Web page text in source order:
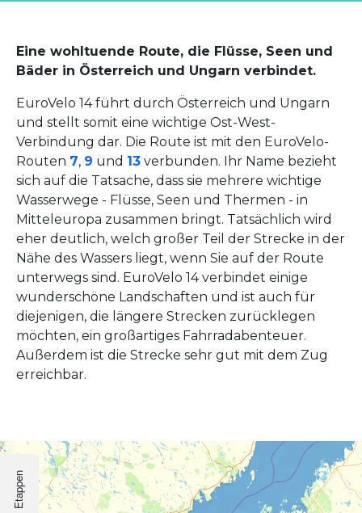
Eine wohltuende Route, die Flüsse, Seen und
Bäder in Österreich und Ungarn verbindet.
EuroVelo 14 führt durch Österreich und Ungarn
und stellt somit eine wichtige Ost-West-
Verbindung dar. Die Route ist mit den EuroVelo-
Routen 7, 9 und 13 verbunden. Ihr Name bezieht
sich auf die Tatsache, dass sie mehrere wichtige
Wasserwege - Flüsse, Seen und Thermen - in
Mitteleuropa zusammen bringt. Tatsächlich wird
eher deutlich, welch großer Teil der Strecke in der
Nähe des Wassers liegt, wenn Sie auf der Route
unterwegs sind. EuroVelo 14 verbindet einige
wunderschöne Landschaften und ist auch für
diejenigen, die längere Strecken zurücklegen
möchten, ein großartiges Fahrradabenteuer.
Außerdem ist die Strecke sehr gut mit dem Zug
erreichbar.
Etappen